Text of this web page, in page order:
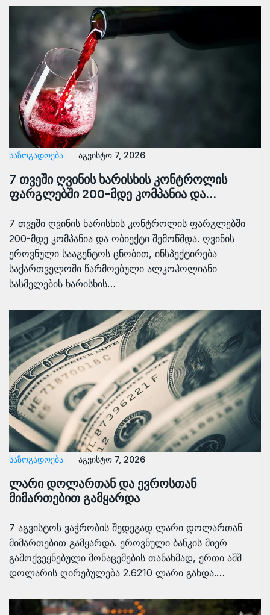
ᲡᲐᲖᲝᲒᲐᲓᲝᲔᲑᲐ აგვისტო 7, 2026
7 თვეში ღვინის ხარისხის კონტროლის
ფარგლებში 200-მდე კომპანია და…
7 თვეში ღვინის ხარისხის კონტროლის ფარგლებში
200-მდე კომპანია და ობიექტი შემოწმდა. ღვინის
ეროვნული სააგენტოს ცნობით, ინსპექტირება
საქართველოში წარმოებული ალკოჰოლიანი
სასმელების ხარისხის…
ᲡᲐᲖᲝᲒᲐᲓᲝᲔᲑᲐ აგვისტო 7, 2026
ლარი დოლართან და ევროსთან
მიმართებით გამყარდა
7 აგვისტოს ვაჭრობის შედეგად ლარი დოლართან
მიმართებით გამყარდა. ეროვნული ბანკის მიერ
გამოქვეყნებული მონაცემების თანახმად, ერთი აშშ
დოლარის ღირებულება 2.6210 ლარი გახდა.…